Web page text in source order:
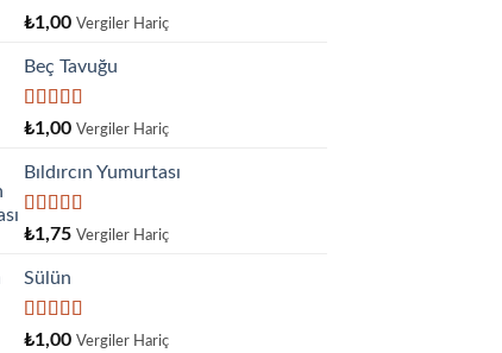
5 üzerinden
₺1,00 Vergiler Hariç
Beç Tavuğu
5
4.00oy
aldı
₺1,00 Vergiler Hariç
Bıldırcın Yumurtası
5
4.33oy
aldı
₺1,75 Vergiler Hariç
Sülün
5
₺1,00 Vergiler Hariç